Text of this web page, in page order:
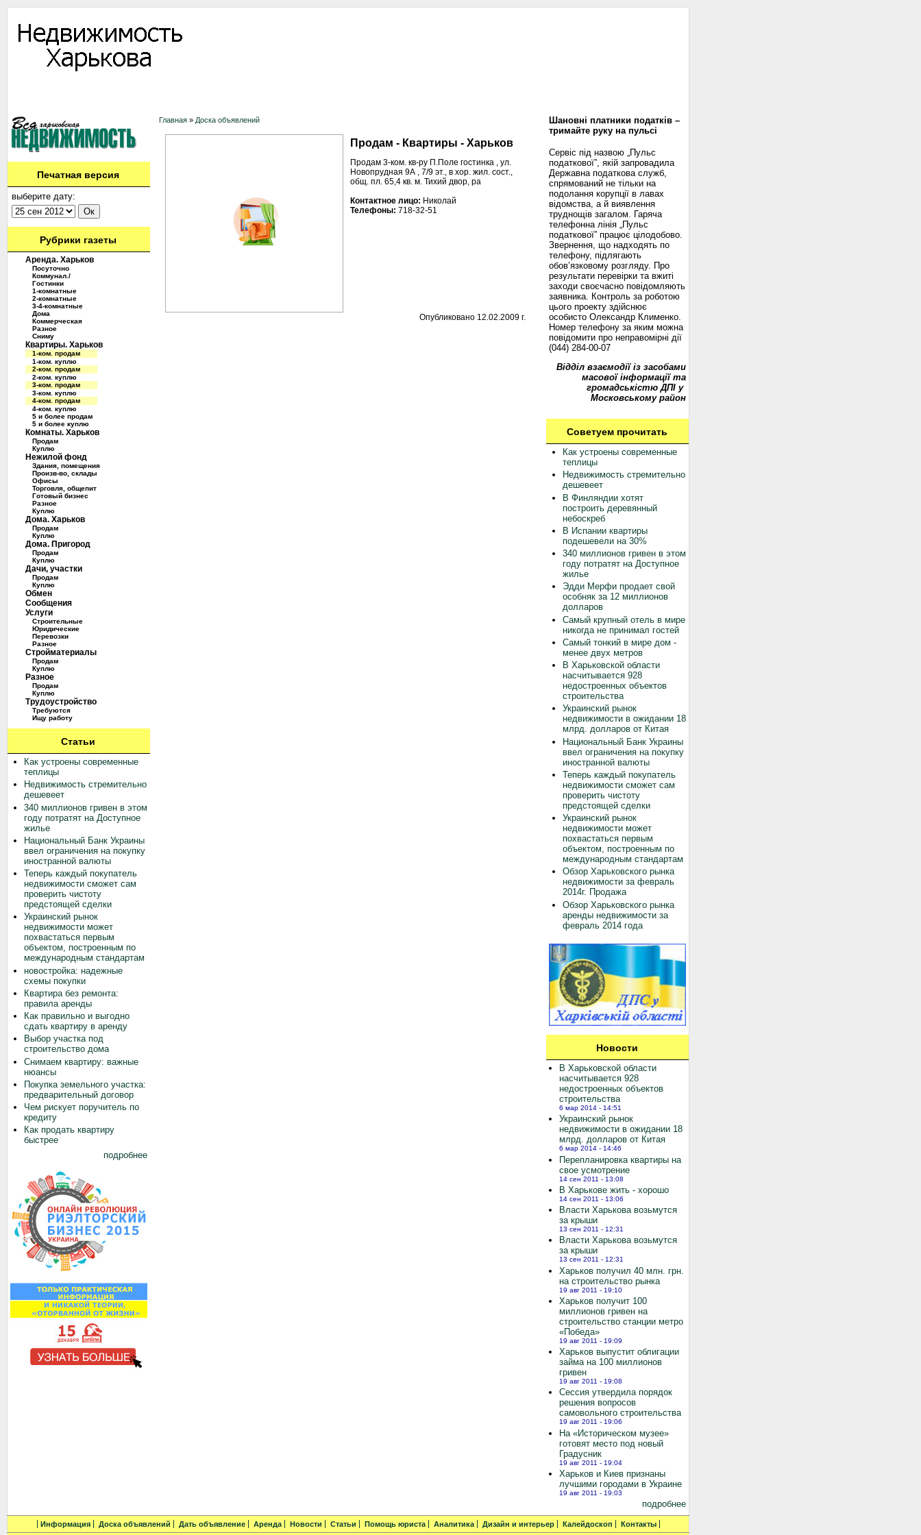
Печатная версия
выберите дату:
Рубрики газеты
Аренда. Харьков
Посуточно
Коммунал./
Гостинки
1-комнатные
2-комнатные
3-4-комнатные
Дома
Коммерческая
Разное
Сниму
Квартиры. Харьков
1-ком. продам
1-ком. куплю
2-ком. продам
2-ком. куплю
3-ком. продам
3-ком. куплю
4-ком. продам
4-ком. куплю
5 и более продам
5 и более куплю
Комнаты. Харьков
Продам
Куплю
Нежилой фонд
Здания, помещения
Произв-во, склады
Офисы
Торговля, общепит
Готовый бизнес
Разное
Куплю
Дома. Харьков
Продам
Куплю
Дома. Пригород
Продам
Куплю
Дачи, участки
Продам
Куплю
Обмен
Сообщения
Услуги
Строительные
Юридические
Перевозки
Разное
Стройматериалы
Продам
Куплю
Разное
Продам
Куплю
Трудоустройство
Требуются
Ищу работу
Статьи
Как устроены современные
теплицы
Недвижимость стремительно
дешевеет
340 миллионов гривен в этом
году потратят на Доступное
жилье
Национальный Банк Украины
ввел ограничения на покупку
иностранной валюты
Теперь каждый покупатель
недвижимости сможет сам
проверить чистоту
предстоящей сделки
Украинский рынок
недвижимости может
похвастаться первым
объектом, построенным по
международным стандартам
новостройка: надежные
схемы покупки
Квартира без ремонта:
правила аренды
Как правильно и выгодно
сдать квартиру в аренду
Выбор участка под
строительство дома
Снимаем квартиру: важные
нюансы
Покупка земельного участка:
предварительный договор
Чем рискует поручитель по
кредиту
Как продать квартиру
быстрее
подробнее
Главная » Доска объявлений
Продам - Квартиры - Харьков
Продам 3-ком. кв-ру П.Поле гостинка , ул.
Новопрудная 9А , 7/9 эт., в хор. жил. сост.,
общ. пл. 65,4 кв. м. Тихий двор, ра
Контактное лицо: Николай
Телефоны: 718-32-51
Опубликовано 12.02.2009 г.
Шановні платники податків –
тримайте руку на пульсі
Сервіс під назвою „Пульс
податкової”, якій запровадила
Державна податкова служб,
спрямований не тільки на
подолання корупції в лавах
відомства, а й виявлення
труднощів загалом. Гаряча
телефонна лінія „Пульс
податкової” працює цілодобово.
Звернення, що надходять по
телефону, підлягають
обов’язковому розгляду. Про
результати перевірки та вжиті
заходи своєчасно повідомляють
заявника. Контроль за роботою
цього проекту здійснює
особисто Олександр Клименко.
Номер телефону за яким можна
повідомити про неправомірні дії
(044) 284-00-07
Відділ взаємодії із засобами
масової інформації та
громадськістю ДПІ у
Московському район
Советуем прочитать
Как устроены современные
теплицы
Недвижимость стремительно
дешевеет
В Финляндии хотят
построить деревянный
небоскреб
В Испании квартиры
подешевели на 30%
340 миллионов гривен в этом
году потратят на Доступное
жилье
Эдди Мерфи продает свой
особняк за 12 миллионов
долларов
Самый крупный отель в мире
никогда не принимал гостей
Самый тонкий в мире дом -
менее двух метров
В Харьковской области
насчитывается 928
недостроенных объектов
строительства
Украинский рынок
недвижимости в ожидании 18
млрд. долларов от Китая
Национальный Банк Украины
ввел ограничения на покупку
иностранной валюты
Теперь каждый покупатель
недвижимости сможет сам
проверить чистоту
предстоящей сделки
Украинский рынок
недвижимости может
похвастаться первым
объектом, построенным по
международным стандартам
Обзор Харьковского рынка
недвижимости за февраль
2014г. Продажа
Обзор Харьковского рынка
аренды недвижимости за
февраль 2014 года
Новости
В Харьковской области
насчитывается 928
недостроенных объектов
строительства
6 мар 2014 - 14:51
Украинский рынок
недвижимости в ожидании 18
млрд. долларов от Китая
6 мар 2014 - 14:46
Перепланировка квартиры на
свое усмотрение
14 сен 2011 - 13:08
В Харькове жить - хорошо
14 сен 2011 - 13:06
Власти Харькова возьмутся
за крыши
13 сен 2011 - 12:31
Власти Харькова возьмутся
за крыши
13 сен 2011 - 12:31
Харьков получил 40 млн. грн.
на строительство рынка
19 авг 2011 - 19:10
Харьков получит 100
миллионов гривен на
строительство станции метро
«Победа»
19 авг 2011 - 19:09
Харьков выпустит облигации
займа на 100 миллионов
гривен
19 авг 2011 - 19:08
Сессия утвердила порядок
решения вопросов
самовольного строительства
19 авг 2011 - 19:06
На «Историческом музее»
готовят место под новый
Градусник
19 авг 2011 - 19:04
Харьков и Киев признаны
лучшими городами в Украине
19 авг 2011 - 19:03
подробнее
Информация Доска объявлений Дать объявление Аренда Новости Статьи Помощь юриста Аналитика Дизайн и интерьер Калейдоскоп Контакты